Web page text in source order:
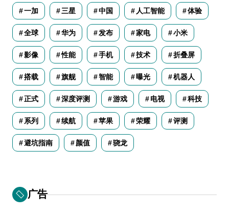
一加 三星 中国 人工智能 体验
全球 华为 发布 家电 小米
影像 性能 手机 技术 折叠屏
搭载 旗舰 智能 曝光 机器人
正式 深度评测 游戏 电视 科技
系列 续航 苹果 荣耀 评测
避坑指南 颜值 骁龙
广告